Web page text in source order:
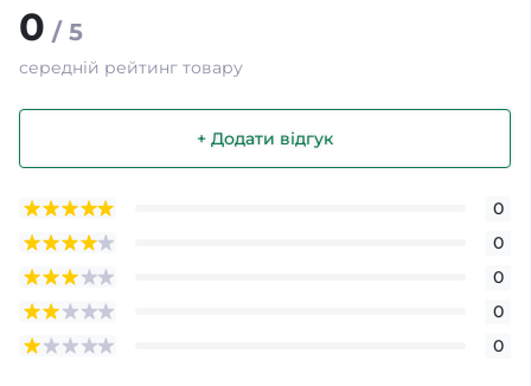
0 / 5
середній рейтинг товару
+ Додати відгук
0
0
0
0
0